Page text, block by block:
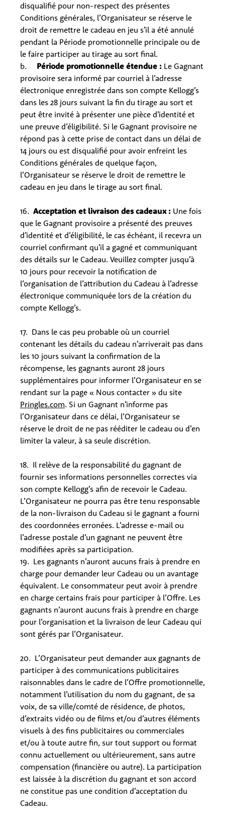
disqualifié pour non-respect des présentes
Conditions générales, l’Organisateur se réserve le
droit de remettre le cadeau en jeu s’il a été annulé
pendant la Période promotionnelle principale ou de
le faire participer au tirage au sort final.
b. Période promotionnelle étendue : Le Gagnant
provisoire sera informé par courriel à l’adresse
électronique enregistrée dans son compte Kellogg’s
dans les 28 jours suivant la fin du tirage au sort et
peut être invité à présenter une pièce d’identité et
une preuve d’éligibilité. Si le Gagnant provisoire ne
répond pas à cette prise de contact dans un délai de
14 jours ou est disqualifié pour avoir enfreint les
Conditions générales de quelque façon,
l’Organisateur se réserve le droit de remettre le
cadeau en jeu dans le tirage au sort final.
16. Acceptation et livraison des cadeaux : Une fois
que le Gagnant provisoire a présenté des preuves
d’identité et d’éligibilité, le cas échéant, il recevra un
courriel confirmant qu’il a gagné et communiquant
des détails sur le Cadeau. Veuillez compter jusqu’à
10 jours pour recevoir la notification de
l’organisation de l’attribution du Cadeau à l’adresse
électronique communiquée lors de la création du
compte Kellogg’s.
17. Dans le cas peu probable où un courriel
contenant les détails du cadeau n’arriverait pas dans
les 10 jours suivant la confirmation de la
récompense, les gagnants auront 28 jours
supplémentaires pour informer l’Organisateur en se
rendant sur la page « Nous contacter » du site
Pringles.com. Si un Gagnant n’informe pas
l’Organisateur dans ce délai, l’Organisateur se
réserve le droit de ne pas rééditer le cadeau ou d’en
limiter la valeur, à sa seule discrétion.
18. Il relève de la responsabilité du gagnant de
fournir ses informations personnelles correctes via
son compte Kellogg’s afin de recevoir le Cadeau.
L’Organisateur ne pourra pas être tenu responsable
de la non-livraison du Cadeau si le gagnant a fourni
des coordonnées erronées. L’adresse e-mail ou
l’adresse postale d’un gagnant ne peuvent être
modifiées après sa participation.
19. Les gagnants n’auront aucuns frais à prendre en
charge pour demander leur Cadeau ou un avantage
équivalent. Le consommateur peut avoir à prendre
en charge certains frais pour participer à l’Offre. Les
gagnants n’auront aucuns frais à prendre en charge
pour l’organisation et la livraison de leur Cadeau qui
sont gérés par l’Organisateur.
20. L’Organisateur peut demander aux gagnants de
participer à des communications publicitaires
raisonnables dans le cadre de l’Offre promotionnelle,
notamment l’utilisation du nom du gagnant, de sa
voix, de sa ville/comté de résidence, de photos,
d’extraits vidéo ou de films et/ou d’autres éléments
visuels à des fins publicitaires ou commerciales
et/ou à toute autre fin, sur tout support ou format
connu actuellement ou ultérieurement, sans autre
compensation (financière ou autre). La participation
est laissée à la discrétion du gagnant et son accord
ne constitue pas une condition d’acceptation du
Cadeau.